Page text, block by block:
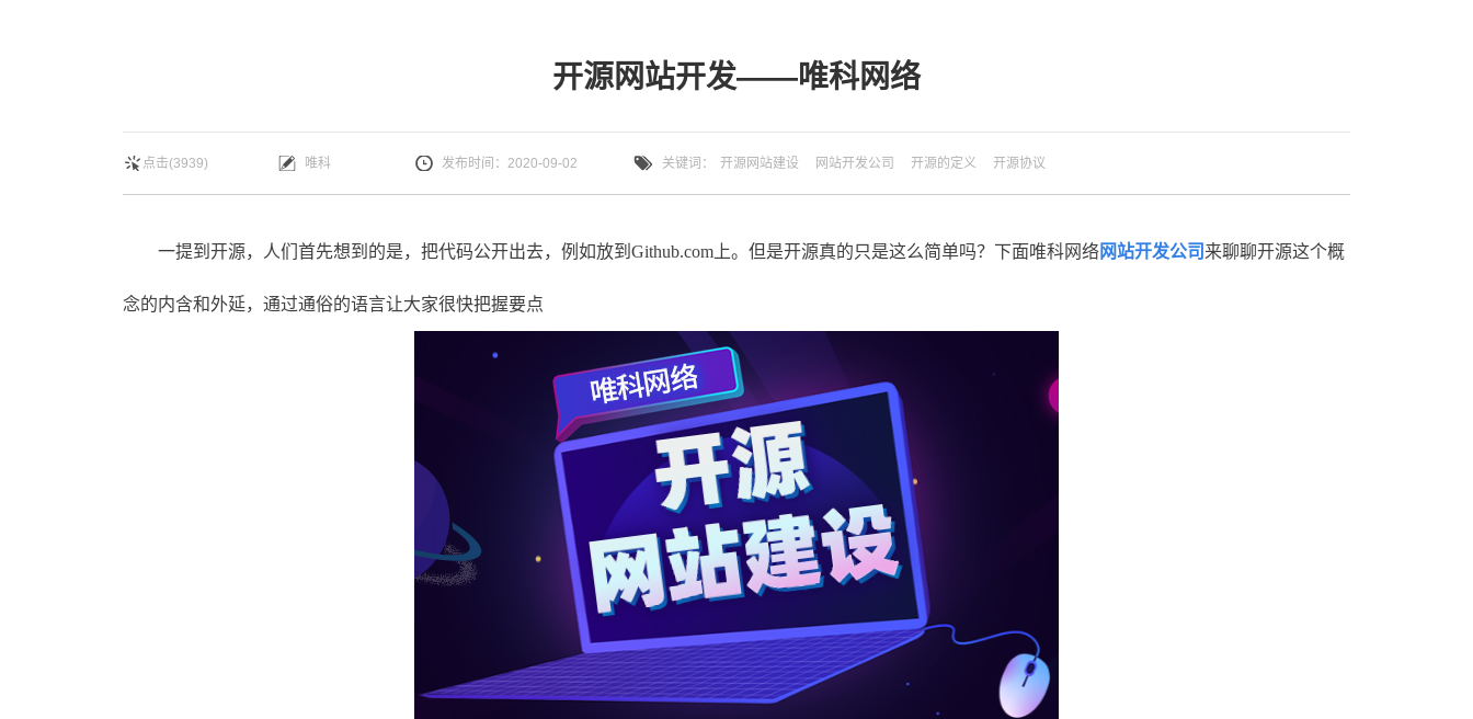
开源网站开发——唯科网络
点击(3939) 唯科 发布时间：2020-09-02 关键词： 开源网站建设 网站开发公司 开源的定义 开源协议
一提到开源，人们首先想到的是，把代码公开出去，例如放到Github.com上。但是开源真的只是这么简单吗？下面唯科网络网站开发公司 来聊聊开源这个概
念的内含和外延，通过通俗的语言让大家很快把握要点